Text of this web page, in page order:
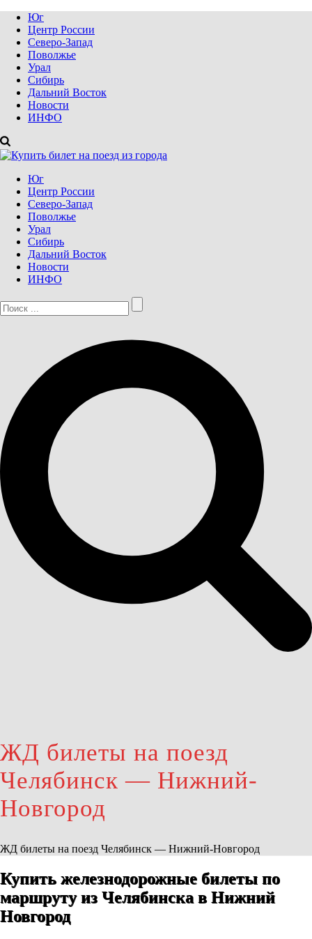
Юг
Центр России
Северо-Запад
Поволжье
Урал
Сибирь
Дальний Восток
Новости
ИНФО
Юг
Центр России
Северо-Запад
Поволжье
Урал
Сибирь
Дальний Восток
Новости
ИНФО
ЖД билеты на поезд
Челябинск — Нижний-
Новгород
ЖД билеты на поезд Челябинск — Нижний-Новгород
Купить железнодорожные билеты по
маршруту из Челябинска в Нижний
Новгород